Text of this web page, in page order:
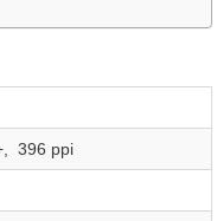
396 ppi